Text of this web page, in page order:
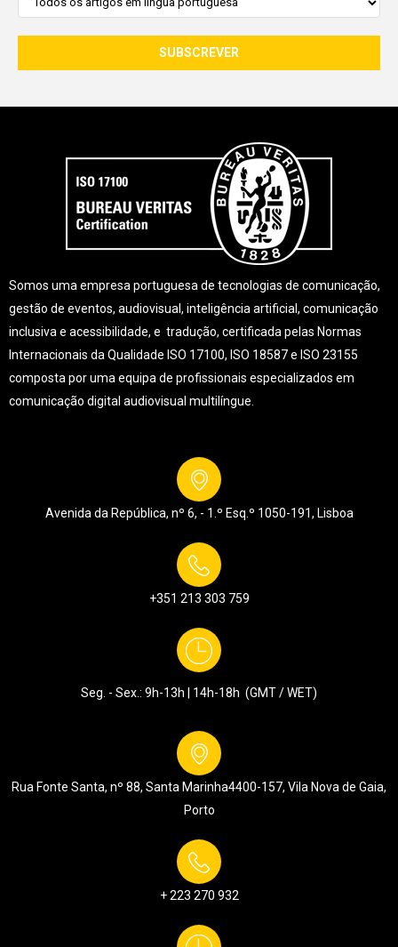
Somos uma empresa portuguesa de tecnologias de comunicação,
gestão de eventos, audiovisual, inteligência artificial, comunicação
inclusiva e acessibilidade, e tradução, certificada pelas Normas
Internacionais da Qualidade ISO 17100, ISO 18587 e ISO 23155
composta por uma equipa de profissionais especializados em
comunicação digital audiovisual multilíngue.
Avenida da República, nº 6, - 1.º Esq.º 1050-191, Lisboa
+351 213 303 759
Seg. - Sex.: 9h-13h | 14h-18h (GMT / WET)
Rua Fonte Santa, nº 88, Santa Marinha4400-157, Vila Nova de Gaia,
Porto
+ 223 270 932